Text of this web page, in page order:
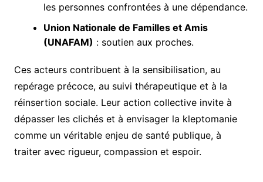
les personnes confrontées à une dépendance.
Union Nationale de Familles et Amis
(UNAFAM) : soutien aux proches.
Ces acteurs contribuent à la sensibilisation, au
repérage précoce, au suivi thérapeutique et à la
réinsertion sociale. Leur action collective invite à
dépasser les clichés et à envisager la kleptomanie
comme un véritable enjeu de santé publique, à
traiter avec rigueur, compassion et espoir.